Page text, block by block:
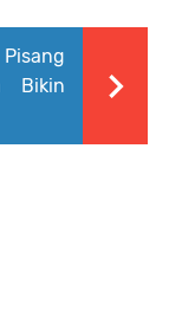
Bikin